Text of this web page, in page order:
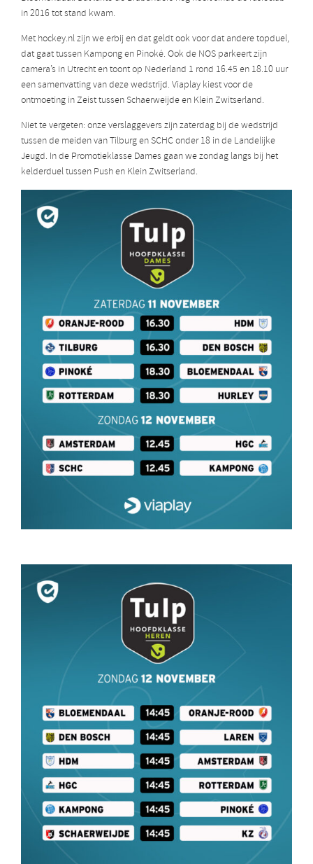
in 2016 tot stand kwam.
Met hockey.nl zijn we erbij en dat geldt ook voor dat andere topduel,
dat gaat tussen Kampong en Pinoké. Ook de NOS parkeert zijn
camera’s in Utrecht en toont op Nederland 1 rond 16.45 en 18.10 uur
een samenvatting van deze wedstrijd. Viaplay kiest voor de
ontmoeting in Zeist tussen Schaerweijde en Klein Zwitserland.
Niet te vergeten: onze verslaggevers zijn zaterdag bij de wedstrijd
tussen de meiden van Tilburg en SCHC onder 18 in de Landelijke
Jeugd. In de Promotieklasse Dames gaan we zondag langs bij het
kelderduel tussen Push en Klein Zwitserland.